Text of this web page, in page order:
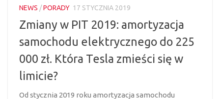
NEWS /PORADY 17 STYCZNIA 2019
Zmiany w PIT 2019: amortyzacja
samochodu elektrycznego do 225
000 zł. Która Tesla zmieści się w
limicie?
Od stycznia 2019 roku amortyzacja samochodu